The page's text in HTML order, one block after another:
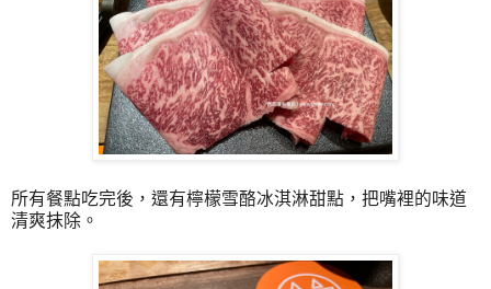
所有餐點吃完後，還有檸檬雪酪冰淇淋甜點，把嘴裡的味道
清爽抹除。